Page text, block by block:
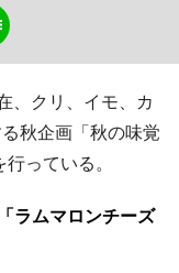
、クリ、イモ、カ
秋企画「秋の味覚
っている。
ラムマロンチーズ